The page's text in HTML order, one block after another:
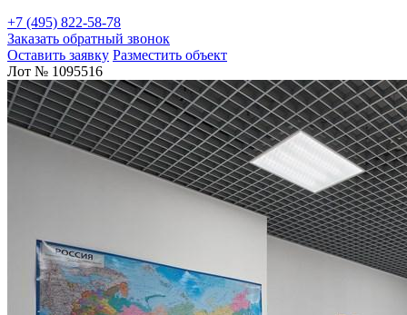
+7 (495) 822-58-78
Заказать обратный звонок
Оставить заявку Разместить объект
Лот № 1095516